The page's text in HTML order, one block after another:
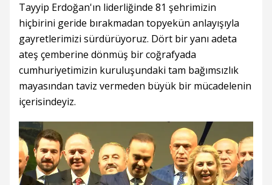
Tayyip Erdoğan'ın liderliğinde 81 şehrimizin
hiçbirini geride bırakmadan topyekün anlayışıyla
gayretlerimizi sürdürüyoruz. Dört bir yanı adeta
ateş çemberine dönmüş bir coğrafyada
cumhuriyetimizin kuruluşundaki tam bağımsızlık
mayasından taviz vermeden büyük bir mücadelenin
içerisindeyiz.